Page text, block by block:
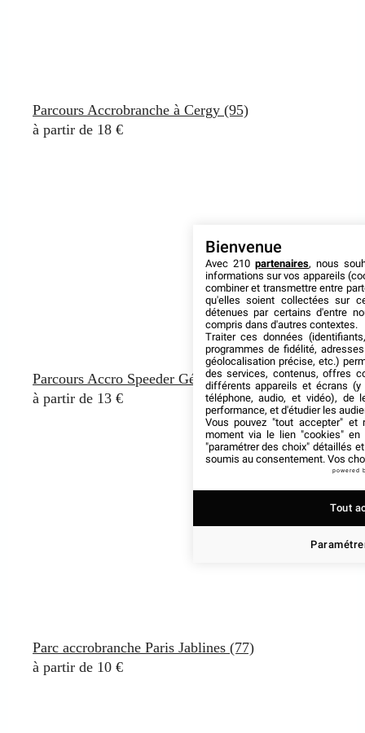
Parcours Accrobranche à Cergy (95)
à partir de 18 €
Parcours Accro Speeder Géant à Cergy (95)
à partir de 13 €
Parc accrobranche Paris Jablines (77)
à partir de 10 €
Bienvenue
Avec 210 partenaires, nous
informations sur vos appareils
combiner et transmettre entre
qu'elles soient collectées sur
détenues par certains d'entre
compris dans d'autres contextes.
Traiter ces données
programmes de fidélité,
géolocalisation précise, etc.)
des services, contenus, offres
différents appareils et écrans (y
téléphone, audio, et vidéo), de
performance, et d'étudier les
Vous pouvez "tout accepter" et
moment via le lien "cookies" en
"paramétrer des choix" détaillés
soumis au consentement. Vos
powered
Tout